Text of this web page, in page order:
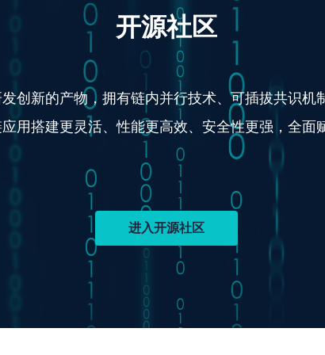
开源社区
创新的产物，拥有链内并行技术、可插拔共识机
用搭建更灵活、性能更高效、安全性更强，全面
进入开源社区